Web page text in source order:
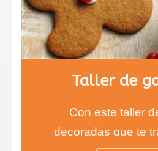
Taller de
Con este taller
decoradas que te